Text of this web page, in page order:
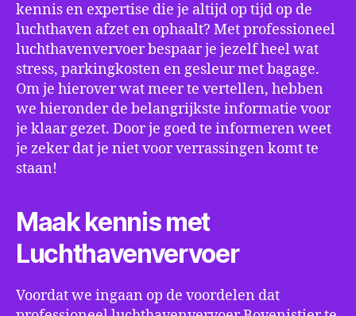
kennis en expertise die je altijd op tijd op de
luchthaven afzet en ophaalt? Met professioneel
luchthavenvervoer bespaar je jezelf heel wat
stress, parkingkosten en gesleur met bagage.
Om je hierover wat meer te vertellen, hebben
we hieronder de belangrijkste informatie voor
je klaar gezet. Door je goed te informeren weet
je zeker dat je niet voor verrassingen komt te
staan!
Maak kennis met
Luchthavenvervoer
Voordat we ingaan op de voordelen dat